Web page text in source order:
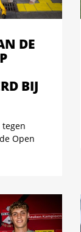
DE
BIJ
Open